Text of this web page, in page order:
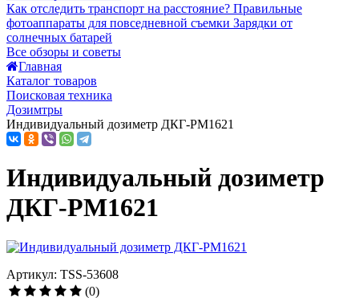
Как отследить транспорт на расстояние? Правильные
фотоаппараты для повседневной съемки Зарядки от
солнечных батарей
Все обзоры и советы
Главная
Каталог товаров
Поисковая техника
Дозимтры
Индивидуальный дозиметр ДКГ-PM1621
Индивидуальный дозиметр
ДКГ-PM1621
Артикул: TSS-53608
(0)